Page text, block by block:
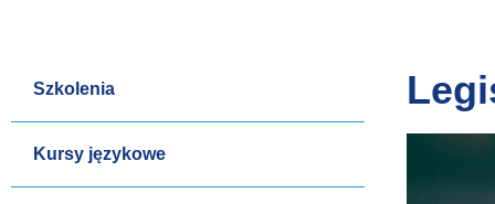
Szkolenia
Kursy językowe